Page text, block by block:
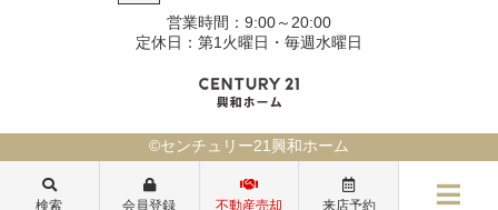
営業時間：9:00～20:00
定休日：第1火曜日・毎週水曜日
©センチュリー21興和ホーム
検索 会員登録 不動産売却 来店予約